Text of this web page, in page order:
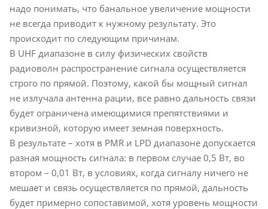
надо понимать, что банальное увеличение мощности
не всегда приводит к нужному результату. Это
происходит по следующим причинам.
В UHF диапазоне в силу физических свойств
радиоволн распространение сигнала осуществляется
строго по прямой. Поэтому, какой бы мощный сигнал
не излучала антенна рации, все равно дальность связи
будет ограничена имеющимися препятствиями и
кривизной, которую имеет земная поверхность.
В результате – хотя в PMR и LPD диапазоне допускается
разная мощность сигнала: в первом случае 0,5 Вт, во
втором – 0,01 Вт, в условиях, когда сигналу ничего не
мешает и связь осуществляется по прямой, дальность
будет примерно сопоставимой, хотя уровень мощности